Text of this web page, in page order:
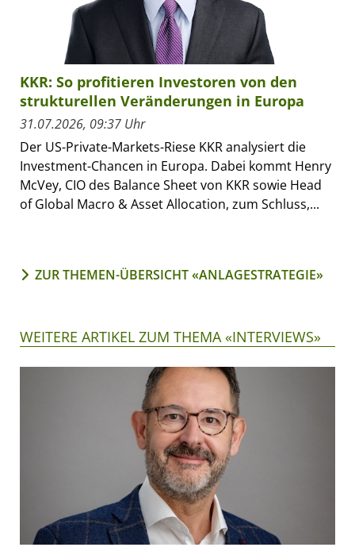
KKR: So profitieren Investoren von den
strukturellen Veränderungen in Europa
31.07.2026, 09:37 Uhr
Der US-Private-Markets-Riese KKR analysiert die
Investment-Chancen in Europa. Dabei kommt Henry
McVey, CIO des Balance Sheet von KKR sowie Head
of Global Macro & Asset Allocation, zum Schluss,...
ZUR THEMEN-ÜBERSICHT «ANLAGESTRATEGIE»
WEITERE ARTIKEL ZUM THEMA «INTERVIEWS»